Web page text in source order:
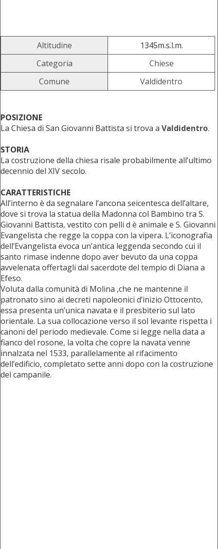
Altitudine
1345m.s.l.m.
Categoria
Chiese
Comune
Valdidentro
POSIZIONE
La Chiesa di San Giovanni Battista si trova a Valdidentro.
STORIA
La costruzione della chiesa risale probabilmente all’ultimo
decennio del XIV secolo.
CARATTERISTICHE
All’interno è da segnalare l’ancona seicentesca dell’altare,
dove si trova la statua della Madonna col Bambino tra S.
Giovanni Battista, vestito con pelli d è animale e S. Giovanni
Evangelista che regge la coppa con la vipera. L’iconografia
dell’Evangelista evoca un’antica leggenda secondo cui il
santo rimase indenne dopo aver bevuto da una coppa
avvelenata offertagli dal sacerdote del tempio di Diana a
Efeso.
Voluta dalla comunità di Molina ,che ne mantenne il
patronato sino ai decreti napoleonici d’inizio Ottocento,
essa presenta un’unica navata e il presbiterio sul lato
orientale. La sua collocazione verso il sol levante rispetta i
canoni del periodo medievale. Come si legge nella data a
fianco del rosone, la volta che copre la navata venne
innalzata nel 1533, parallelamente al rifacimento
dell’edificio, completato sette anni dopo con la costruzione
del campanile.